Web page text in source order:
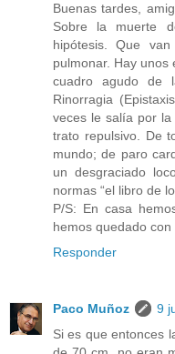
Buenas tardes,
Sobre la muerte
hipótesis. Que
pulmonar. Hay unos
cuadro agudo de
Rinorragia
veces le salía por
trato repulsivo. De
mundo; de paro
un desgraciado
normas “el libro de
P/S: En casa
hemos quedado
Responder
Paco Muñoz
9
Si es que entonces